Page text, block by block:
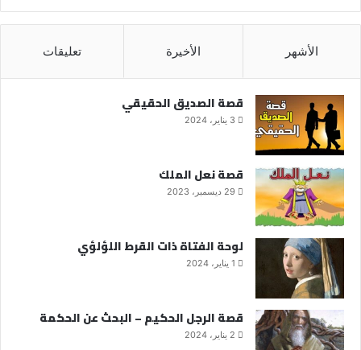
الأشهر الأخيرة تعليقات
قصة الصديق الحقيقي
3 يناير، 2024
قصة نعل الملك
29 ديسمبر، 2023
لوحة الفتاة ذات القرط اللؤلؤي
1 يناير، 2024
قصة الرجل الحكيم – البحث عن الحكمة
2 يناير، 2024